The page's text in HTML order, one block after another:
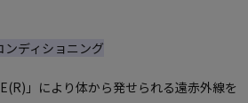
ンディショニング
」により体から発せられる遠赤外線を